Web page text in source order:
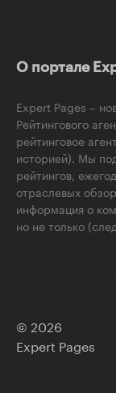
О портале
Expert Pages –
Рейтингового
рейтинговое
историей). Мы
рейтингов,
отраслевых
информация о
но не только
© 2026
Expert Pages